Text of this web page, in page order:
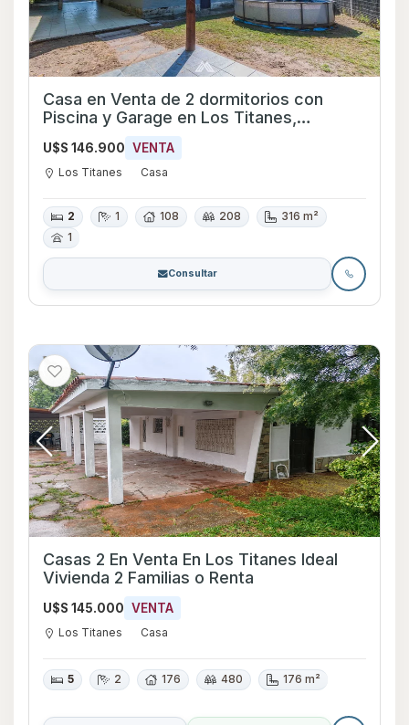
Casa en Venta de 2 dormitorios con
Piscina y Garage en Los Titanes,
U$S 146.900 VENTA
Los Titanes Casa
2 1 108 208
316 m²
1
Consultar
Casas 2 En Venta En Los Titanes Ideal
Vivienda 2 Familias o Renta
U$S 145.000 VENTA
Los Titanes Casa
5 2 176 480 176 m²